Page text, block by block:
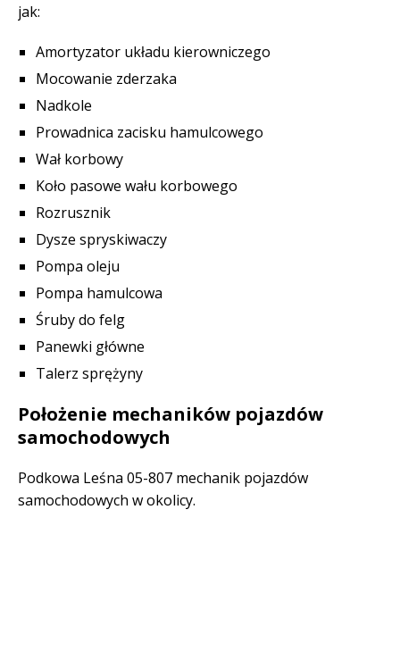
jak:
Amortyzator układu kierowniczego
Mocowanie zderzaka
Nadkole
Prowadnica zacisku hamulcowego
Wał korbowy
Koło pasowe wału korbowego
Rozrusznik
Dysze spryskiwaczy
Pompa oleju
Pompa hamulcowa
Śruby do felg
Panewki główne
Talerz sprężyny
Położenie mechaników pojazdów
samochodowych
Podkowa Leśna 05-807 mechanik pojazdów
samochodowych w okolicy.